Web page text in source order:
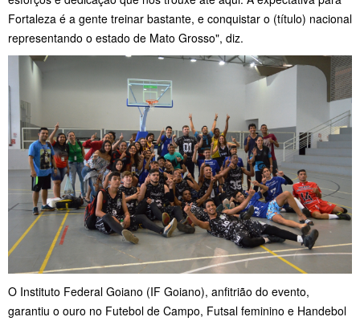
Fortaleza é a gente treinar bastante, e conquistar o (título) nacional
representando o estado de Mato Grosso", diz.
O Instituto Federal Goiano (IF Goiano), anfitrião do evento,
garantiu o ouro no Futebol de Campo, Futsal feminino e Handebol